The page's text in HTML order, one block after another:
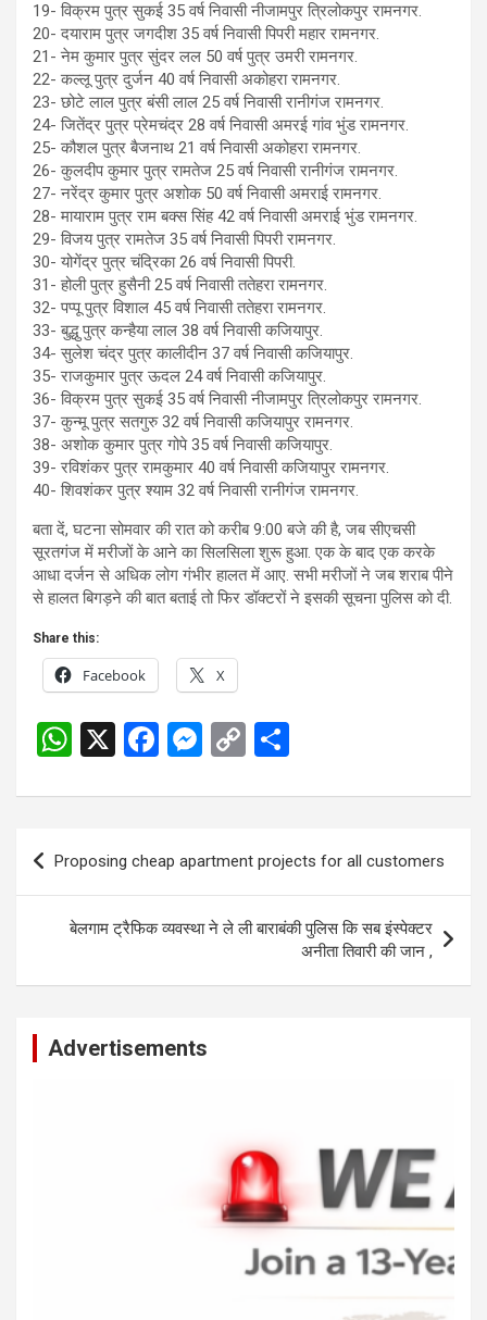
19- विक्रम पुत्र सुकई 35 वर्ष निवासी नीजामपुर त्रिलोकपुर रामनगर.
20- दयाराम पुत्र जगदीश 35 वर्ष निवासी पिपरी महार रामनगर.
21- नेम कुमार पुत्र सुंदर लल 50 वर्ष पुत्र उमरी रामनगर.
22- कल्लू पुत्र दुर्जन 40 वर्ष निवासी अकोहरा रामनगर.
23- छोटे लाल पुत्र बंसी लाल 25 वर्ष निवासी रानीगंज रामनगर.
24- जितेंद्र पुत्र प्रेमचंद्र 28 वर्ष निवासी अमरई गांव भुंड रामनगर.
25- कौशल पुत्र बैजनाथ 21 वर्ष निवासी अकोहरा रामनगर.
26- कुलदीप कुमार पुत्र रामतेज 25 वर्ष निवासी रानीगंज रामनगर.
27- नरेंद्र कुमार पुत्र अशोक 50 वर्ष निवासी अमराई रामनगर.
28- मायाराम पुत्र राम बक्स सिंह 42 वर्ष निवासी अमराई भुंड रामनगर.
29- विजय पुत्र रामतेज 35 वर्ष निवासी पिपरी रामनगर.
30- योगेंद्र पुत्र चंद्रिका 26 वर्ष निवासी पिपरी.
31- होली पुत्र हुसैनी 25 वर्ष निवासी ततेहरा रामनगर.
32- पप्पू पुत्र विशाल 45 वर्ष निवासी ततेहरा रामनगर.
33- बुद्धु पुत्र कन्हैया लाल 38 वर्ष निवासी कजियापुर.
34- सुलेश चंद्र पुत्र कालीदीन 37 वर्ष निवासी कजियापुर.
35- राजकुमार पुत्र ऊदल 24 वर्ष निवासी कजियापुर.
36- विक्रम पुत्र सुकई 35 वर्ष निवासी नीजामपुर त्रिलोकपुर रामनगर.
37- कुन्मू पुत्र सतगुरु 32 वर्ष निवासी कजियापुर रामनगर.
38- अशोक कुमार पुत्र गोपे 35 वर्ष निवासी कजियापुर.
39- रविशंकर पुत्र रामकुमार 40 वर्ष निवासी कजियापुर रामनगर.
40- शिवशंकर पुत्र श्याम 32 वर्ष निवासी रानीगंज रामनगर.
बता दें, घटना सोमवार की रात को करीब 9:00 बजे की है, जब सीएचसी
सूरतगंज में मरीजों के आने का सिलसिला शुरू हुआ. एक के बाद एक करके
आधा दर्जन से अधिक लोग गंभीर हालत में आए. सभी मरीजों ने जब शराब पीने
से हालत बिगड़ने की बात बताई तो फिर डॉक्टरों ने इसकी सूचना पुलिस को दी.
Share this:
Facebook X
W
at
A
p
p
X
F
ce
o
o
k
M
se
g
er
C
py
n
k
ar
Post
navigation
Proposing cheap apartment projects for all customers
बेलगाम ट्रैफिक व्यवस्था ने ले ली बाराबंकी पुलिस कि सब इंस्पेक्टर
अनीता तिवारी की जान ,
Advertisements